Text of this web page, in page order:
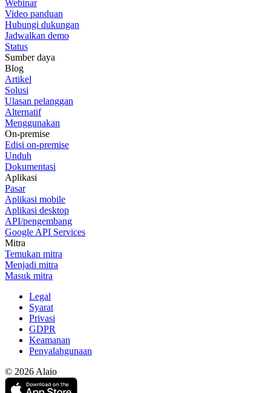
Webinar
Video panduan
Hubungi dukungan
Jadwalkan demo
Status
Sumber daya
Blog
Artikel
Solusi
Ulasan pelanggan
Alternatif
Menggunakan
On-premise
Edisi on-premise
Unduh
Dokumentasi
Aplikasi
Pasar
Aplikasi mobile
Aplikasi desktop
API/pengembang
Google API Services
Mitra
Temukan mitra
Menjadi mitra
Masuk mitra
Legal
Syarat
Privasi
GDPR
Keamanan
Penyalahgunaan
© 2026 Alaio